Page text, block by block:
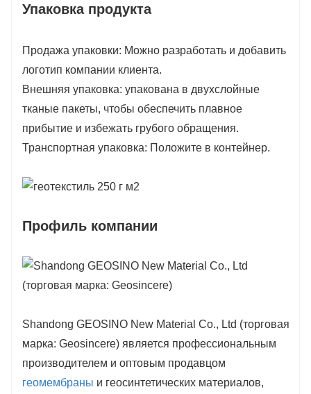
Упаковка продукта
Продажа упаковки: Можно разработать и добавить
логотип компании клиента.
Внешняя упаковка: упакована в двухслойные
тканые пакеты, чтобы обеспечить плавное
прибытие и избежать грубого обращения.
Транспортная упаковка: Положите в контейнер.
Профиль компании
Shandong GEOSINO New Material Co., Ltd (торговая
марка: Geosincere) является профессиональным
производителем и оптовым продавцом
геомембраны и геосинтетических материалов,